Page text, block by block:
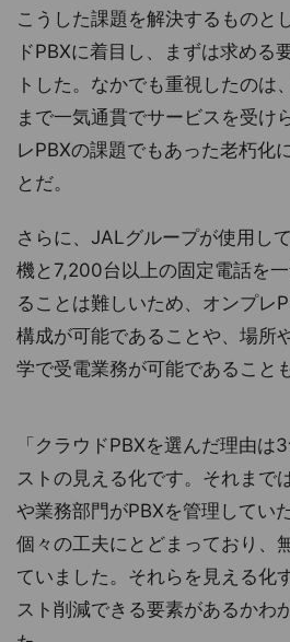
こうした課題を解決するものと
ドPBXに着目し、まずは求める
トした。なかでも重視したのは
まで一気通貫でサービスを受け
レPBXの課題でもあった老朽化
とだ。
さらに、JALグループが使用し
機と7,200台以上の固定電話を
ることは難しいため、オンプレ
構成が可能であることや、場所
学で受電業務が可能であること
「クラウドPBXを選んだ理由は
ストの見える化です。それまで
や業務部門がPBXを管理してい
個々の工夫にとどまっており、
ていました。それらを見える化
スト削減できる要素があるかわ